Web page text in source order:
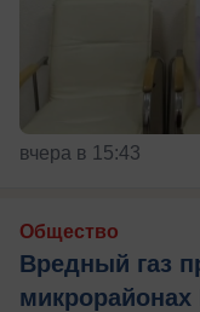
вчера в 15:43
Общество
Вредный газ
микрорайонах